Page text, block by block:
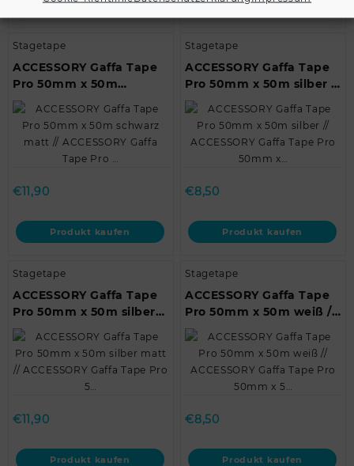
Produkt kaufen Produkt kaufen
Stagetape
ACCESSORY Gaffa Tape
Pro 50mm x 50m
schwarz matt //
ACCESSORY Gaffa Tape
Pro …
€11,90
Produkt kaufen
Stagetape
ACCESSORY Gaffa Tape
Pro 50mm x 50m silber //
ACCESSORY Gaffa Tape
Pro 50mm x…
€8,50
Produkt kaufen
Stagetape
ACCESSORY Gaffa Tape
Pro 50mm x 50m silber
matt // ACCESSORY Gaffa
Tape Pro 5…
€11,90
Produkt kaufen
Stagetape
ACCESSORY Gaffa Tape
Pro 50mm x 50m weiß //
ACCESSORY Gaffa Tape
Pro 50mm x 5…
€8,50
Produkt kaufen